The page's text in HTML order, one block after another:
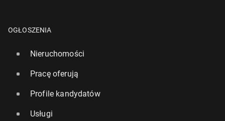
OGŁOSZENIA
Nieruchomości
Pracę oferują
Profile kandydatów
Usługi